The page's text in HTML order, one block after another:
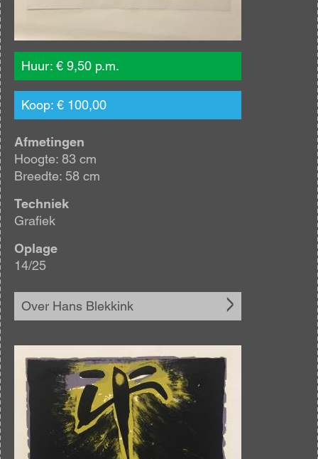
Huur: € 9,50 p.m.
Koop: € 100,00
Afmetingen
Hoogte: 83 cm
Breedte: 58 cm
Techniek
Grafiek
Oplage
14/25
Over Hans Blekkink